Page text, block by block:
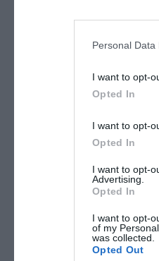
Personal
I want to opt-
Opted In
I want to opt-
Opted In
I want to opt-
Advertising.
Opted In
I want to opt-
of my
was collected.
Opted Out